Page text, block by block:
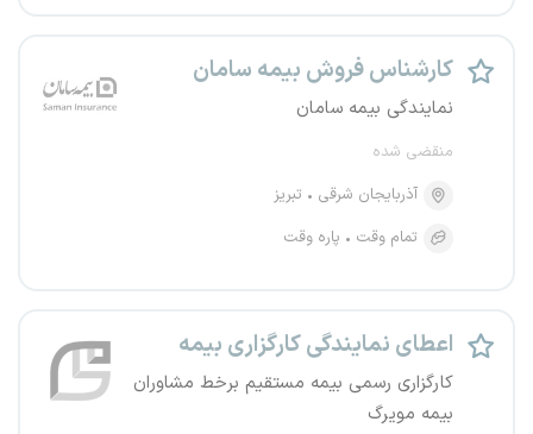
کارشناس فروش بیمه سامان
نمایندگی بیمه سامان
منقضی شده
آذربایجان شرقی
تبریز
تمام وقت
پاره وقت
اعطای نمایندگی کارگزاری بیمه
کارگزاری رسمی بیمه مستقیم برخط مشاوران
بیمه مویرگ